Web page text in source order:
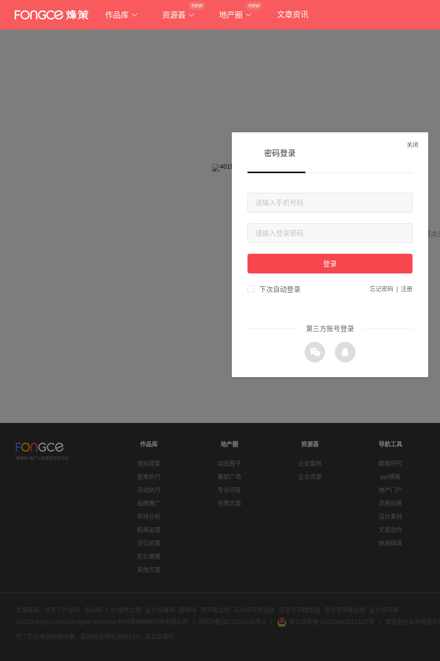
作品库 资源荟
new
地产圈
new
文章资讯
抱歉!
请检查您输入的网址是否正确，或点
作品库
竞标提案
营推执行
活动执行
品牌推广
市场分析
招商运营
定位前策
定价策略
其他方案
地产圈
动态圈子
兼职广场
专业问答
创意文案
资源荟
企业案例
企业资源
导航工具
数据研究
ppt模板
地产门户
灵感创意
设计素材
文案创作
休闲媒体
友情链接: 房天下产业网 活动网 C4D插件之家 设计先锋网 猫啃网 写字楼出租 苏州写字楼出租 南京写字楼出租 南京写字楼出租
设计师字库
©2020 fongce.com.All rights reserved 杭州烽格网络科技有限公司
浙ICP备2021007135号-2 浙公网安备 33010802011627号 增值电信业务经营
为了防范电信网络诈骗，如网民接到电话96110，请立即接听
关闭
密码登录
登录
下次自动登录 忘记密码 注册
第三方账号登录